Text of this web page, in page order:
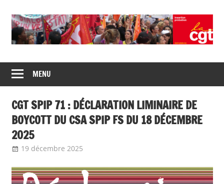
CGT
insertion
probation
de
syndicats
CGT
insertion
probation
MENU
CGT SPIP 71 : DÉCLARATION LIMINAIRE DE
BOYCOTT DU CSA SPIP FS DU 18 DÉCEMBRE
2025
19 décembre 2025